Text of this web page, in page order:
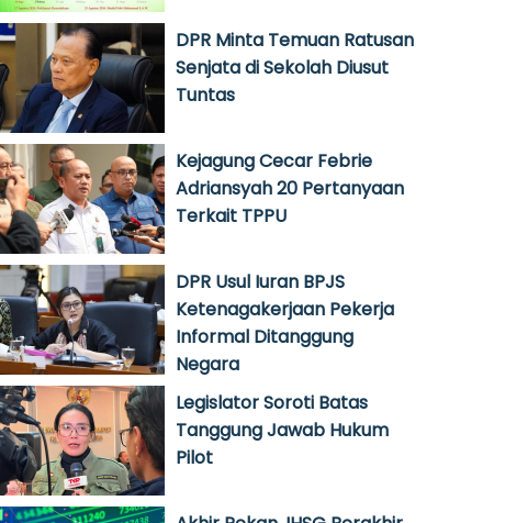
DPR Minta Temuan Ratusan
Senjata di Sekolah Diusut
Tuntas
Kejagung Cecar Febrie
Adriansyah 20 Pertanyaan
Terkait TPPU
DPR Usul Iuran BPJS
Ketenagakerjaan Pekerja
Informal Ditanggung
Negara
Legislator Soroti Batas
Tanggung Jawab Hukum
Pilot